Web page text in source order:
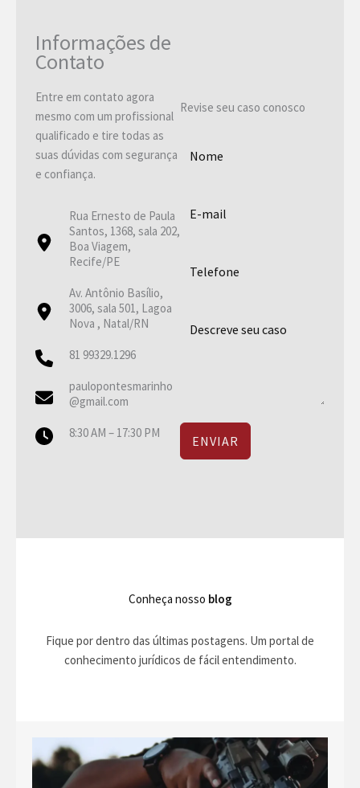
Informações de
Contato
Entre em contato agora
mesmo com um profissional
qualificado e tire todas as
suas dúvidas com segurança
e confiança.
Rua Ernesto de Paula
Santos, 1368, sala 202,
Boa Viagem,
Recife/PE
Av. Antônio Basílio,
3006, sala 501, Lagoa
Nova , Natal/RN
81 99329.1296
paulopontesmarinho
@gmail.com
8:30 AM – 17:30 PM
Revise seu caso conosco
ENVIAR
Conheça nosso blog
Fique por dentro das últimas postagens. Um portal de
conhecimento jurídicos de fácil entendimento.